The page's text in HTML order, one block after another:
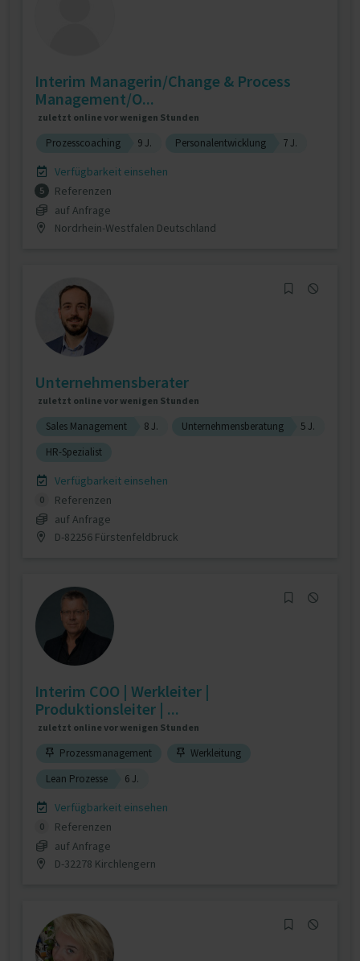
Interim Managerin/Change & Process
Management/O...
zuletzt online vor wenigen Stunden
Prozesscoaching 9 J. Personalentwicklung 7 J.
Verfügbarkeit einsehen
5
Referenzen
auf Anfrage
Nordrhein-Westfalen Deutschland
Unternehmensberater
zuletzt online vor wenigen Stunden
Sales Management 8 J. Unternehmensberatung
5 J.
HR-Spezialist
Verfügbarkeit einsehen
0
Referenzen
auf Anfrage
D-82256 Fürstenfeldbruck
Interim COO | Werkleiter |
Produktionsleiter | ...
zuletzt online vor wenigen Stunden
Prozessmanagement
Werkleitung
Lean Prozesse
6 J.
Verfügbarkeit einsehen
0
Referenzen
auf Anfrage
D-32278 Kirchlengern